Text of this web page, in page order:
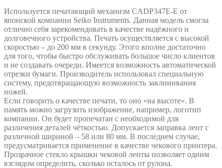
Используется печатающий механизм CADP347Е-E от
японской компании Seiko Instruments. Данная модель смогла
отлично себя зарекомендовать в качестве надёжного и
долговечного устройства. Печать осуществляется с высокой
скоростью – до 200 мм в секунду. Этого вполне достаточно
для того, чтобы быстро обслуживать большое число клиентов
и не создавать очереди. Имеется возможность автоматической
отрезки бумаги. Производитель использовал специальную
систему, предотвращающую возможность заклинивания
ножей.
Если говорить о качестве печати, то оно «на высоте». В
память можно загрузить изображение, например, логотип
компании. Он будет пропечатан с необходимой для
различения деталей чёткостью. Допускается заправка лент с
различной шириной – 58 или 80 мм. В последнем случае,
предусматривается применение в качестве чекового принтера.
Прозрачное стекло крышки чековой ленты позволяет одним
взглядом определить, сколько осталось от рулона.